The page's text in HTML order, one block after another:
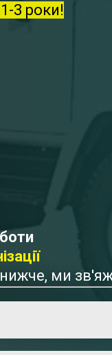
3 роки!
нижче, ми